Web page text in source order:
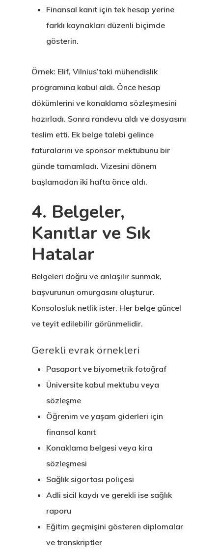
Finansal kanıt için tek hesap yerine
farklı kaynakları düzenli biçimde
gösterin.
Örnek: Elif, Vilnius’taki mühendislik
programına kabul aldı. Önce hesap
dökümlerini ve konaklama sözleşmesini
hazırladı. Sonra randevu aldı ve dosyasını
teslim etti. Ek belge talebi gelince
faturalarını ve sponsor mektubunu bir
günde tamamladı. Vizesini dönem
başlamadan iki hafta önce aldı.
4. Belgeler,
Kanıtlar ve Sık
Hatalar
Belgeleri doğru ve anlaşılır sunmak,
başvurunun omurgasını oluşturur.
Konsolosluk netlik ister. Her belge güncel
ve teyit edilebilir görünmelidir.
Gerekli evrak örnekleri
Pasaport ve biyometrik fotoğraf
Üniversite kabul mektubu veya
sözleşme
Öğrenim ve yaşam giderleri için
finansal kanıt
Konaklama belgesi veya kira
sözleşmesi
Sağlık sigortası poliçesi
Adli sicil kaydı ve gerekli ise sağlık
raporu
Eğitim geçmişini gösteren diplomalar
ve transkriptler